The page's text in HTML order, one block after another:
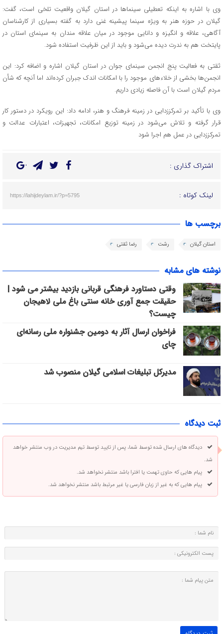
وی با اشاره به اینکه تعطیلی سینماها در استان گیلان واقعیت تلخی است، گفت:
گیلان در حوزه هنر به ویژه سینما پیشینه غنی دارد به گفته بسیاری از کارشناسان
آگاهی، علاقه و انگیزه و دانایی موجود در میان علاقه مندان به سینمای استان در
پایتخت هم به ندرت دیده می‌شود و باید از این ظرفیت استفاده شود.
ثقتی به فعالیت پنج انجمن سینمای جوان در استان گیلان اشاره و اضافه کرد: این
انجمن‌ها بخشی از خلاءهای موجود را با امکانات اندک جبران کرده‌اند اما آنچه که شأن
مردم گیلان است با آن فاصله زیادی داریم.
وی با تأکید بر تمرکززدایی در زمینه فرهنگ و هنر، ادامه داد: این رویکرد در دستور کار
قرار گرفته و تلاش می‌شود در زمینه توزیع امکانات، تجهیزات، اعتبارات عدالت و
تمرکززدایی در عمل هم اجرا شود
اشتراک گذاری :
لینک کوتاه : https://lahijdeylam.ir/?p=5795
برچسب ها
استان گیلان رشت رضا ثقتی
نوشته های مشابه
وقتی دستاورد فرهنگی قربانی بازدید بیشتر می شود |
حقیقت جمع آوری خانه سنتی باغ ملی لاهیجان
چیست؟
فراخوان ارسال آثار به دومین جشنواره ملی رسانه‌ای
چای
مدیرکل تبلیغات اسلامی گیلان منصوب شد
ثبت دیدگاه
دیدگاه های ارسال شده توسط شما، پس از تایید توسط تیم مدیریت در وب منتشر خواهد
شد.
پیام هایی که حاوی تهمت یا افترا باشد منتشر نخواهد شد.
پیام هایی که به غیر از زبان فارسی یا غیر مرتبط باشد منتشر نخواهد شد.